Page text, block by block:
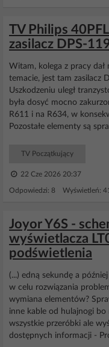
TV Philips
zasilacz DPS-
Witam, kolega z pracy dał
temacie, jest tam zasilacz
Uszkodzeniu uległ
była dosyć mocno
R611 i na R634, w
Pozostałe elementy są
TV Początkujący
22 Cze 2026 20:37
Odpowiedzi: 8 Wyświetleń:
Joyor Y6S -
wyświetlacza
podświetlenia
(...) edną sekundę a
w celu rozwiązania
wymiana elementów?
inne kable od hulajnogi bo
wszystkie przeróbki ale
dostępnych informacji -